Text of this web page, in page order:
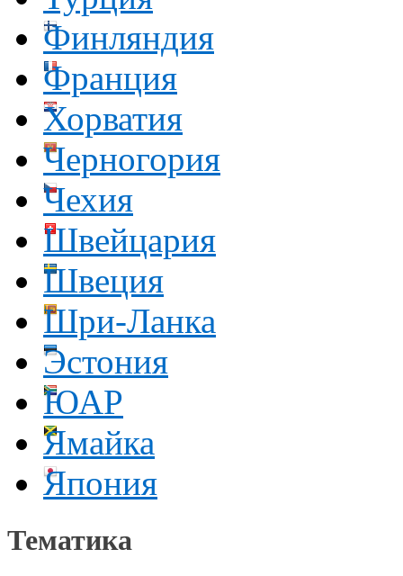
Финляндия
Франция
Хорватия
Черногория
Чехия
Швейцария
Швеция
Шри-Ланка
Эстония
ЮАР
Ямайка
Япония
Тематика